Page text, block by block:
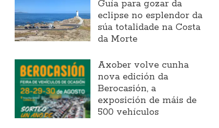
Guía para gozar da
eclipse no esplendor da
súa totalidade na Costa
da Morte
Axober volve cunha
nova edición da
Berocasión, a
exposición de máis de
500 vehículos